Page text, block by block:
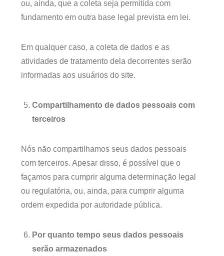
ou, ainda, que a coleta seja permitida com
fundamento em outra base legal prevista em lei.
Em qualquer caso, a coleta de dados e as
atividades de tratamento dela decorrentes serão
informadas aos usuários do site.
Compartilhamento de dados pessoais com
terceiros
Nós não compartilhamos seus dados pessoais
com terceiros. Apesar disso, é possível que o
façamos para cumprir alguma determinação legal
ou regulatória, ou, ainda, para cumprir alguma
ordem expedida por autoridade pública.
Por quanto tempo seus dados pessoais
serão armazenados